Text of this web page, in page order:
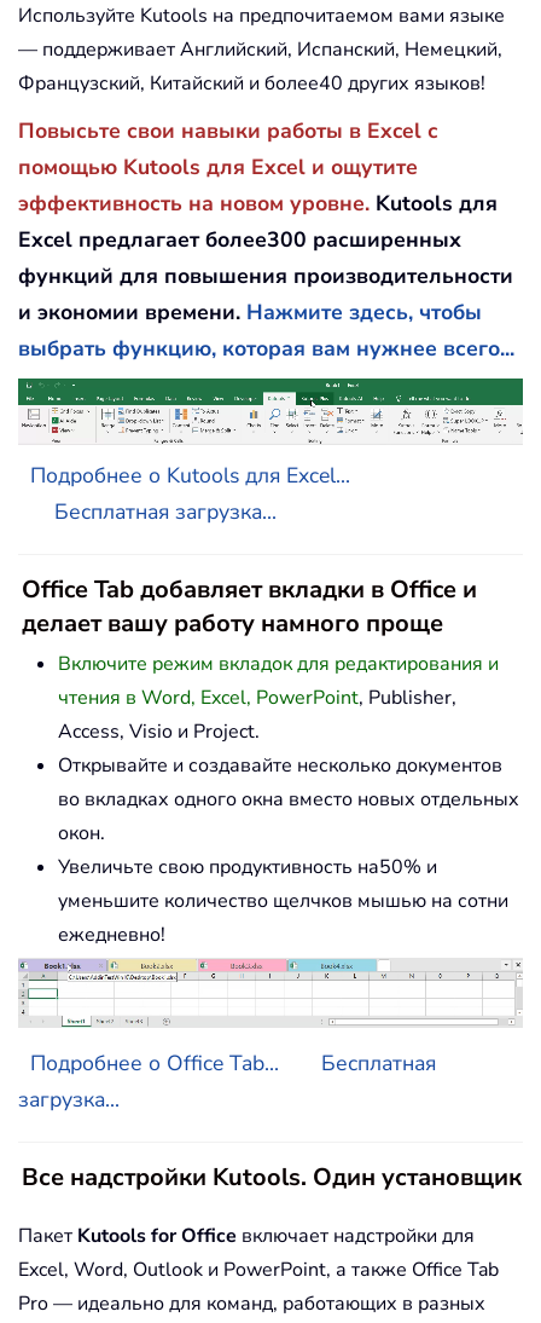
Используйте Kutools на предпочитаемом вами языке
— поддерживает Английский, Испанский, Немецкий,
Французский, Китайский и более40 других языков!
Повысьте свои навыки работы в Excel с
помощью Kutools для Excel и ощутите
эффективность на новом уровне. Kutools для
Excel предлагает более300 расширенных
функций для повышения производительности
и экономии времени. Нажмите здесь, чтобы
выбрать функцию, которая вам нужнее всего...
Подробнее о Kutools для Excel...
Бесплатная загрузка...
Office Tab добавляет вкладки в Office и
делает вашу работу намного проще
Включите режим вкладок для редактирования и
чтения в Word, Excel, PowerPoint, Publisher,
Access, Visio и Project.
Открывайте и создавайте несколько документов
во вкладках одного окна вместо новых отдельных
окон.
Увеличьте свою продуктивность на50% и
уменьшите количество щелчков мышью на сотни
ежедневно!
Подробнее о Office Tab...
Бесплатная
загрузка...
Все надстройки Kutools. Один установщик
Пакет Kutools for Office включает надстройки для
Excel, Word, Outlook и PowerPoint, а также Office Tab
Pro — идеально для команд, работающих в разных